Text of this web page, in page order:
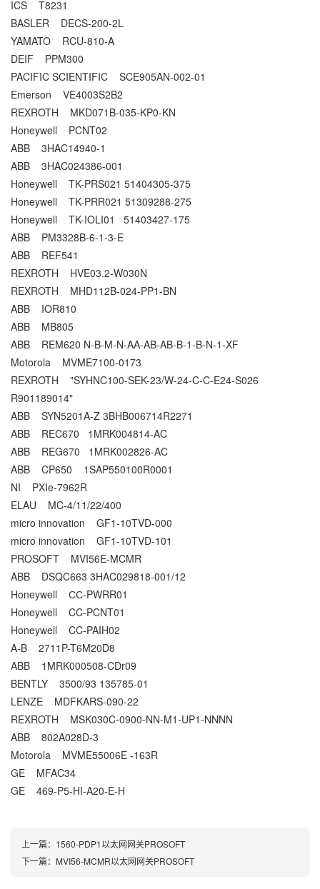
ICS T8231
BASLER DECS-200-2L
YAMATO RCU-810-A
DEIF PPM300
PACIFIC SCIENTIFIC SCE905AN-002-01
Emerson VE4003S2B2
REXROTH MKD071B-035-KP0-KN
Honeywell PCNT02
ABB 3HAC14940-1
ABB 3HAC024386-001
Honeywell TK-PRS021 51404305-375
Honeywell TK-PRR021 51309288-275
Honeywell TK-IOLI01 51403427-175
ABB PM3328B-6-1-3-E
ABB REF541
REXROTH HVE03.2-W030N
REXROTH MHD112B-024-PP1-BN
ABB IOR810
ABB MB805
ABB REM620 N-B-M-N-AA-AB-AB-B-1-B-N-1-XF
Motorola MVME7100-0173
REXROTH "SYHNC100-SEK-23/W-24-C-C-E24-S026
R901189014"
ABB SYN5201A-Z 3BHB006714R2271
ABB REC670 1MRK004814-AC
ABB REG670 1MRK002826-AC
ABB CP650 1SAP550100R0001
NI PXIe-7962R
ELAU MC-4/11/22/400
micro innovation GF1-10TVD-000
micro innovation GF1-10TVD-101
PROSOFT MVI56E-MCMR
ABB DSQC663 3HAC029818-001/12
Honeywell СС-PWRR01
Honeywell CC-PCNT01
Honeywell CC-PAIH02
A-B 2711P-T6M20D8
ABB 1MRK000508-CDr09
BENTLY 3500/93 135785-01
LENZE MDFKARS-090-22
REXROTH MSK030C-0900-NN-M1-UP1-NNNN
ABB 802A028D-3
Motorola MVME55006E -163R
GE MFAC34
GE 469-P5-HI-A20-E-H
上一篇： 1560-PDP1以太网网关PROSOFT
下一篇： MVI56-MCMR以太网网关PROSOFT